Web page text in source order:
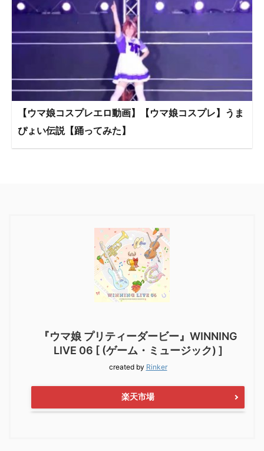
【ウマ娘コスプレエロ動画】【ウマ娘コスプレ】うま
ぴょい伝説【踊ってみた】
『ウマ娘 プリティーダービー』WINNING
LIVE 06 [ (ゲーム・ミュージック) ]
created by Rinker
楽天市場